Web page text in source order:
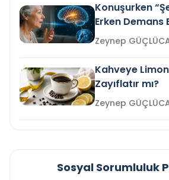
Konuşurken
Erken Demans
mi?
Zeynep
Kahveye
Zayıflatır mı?
Zeynep
Sosyal Sorumluluk